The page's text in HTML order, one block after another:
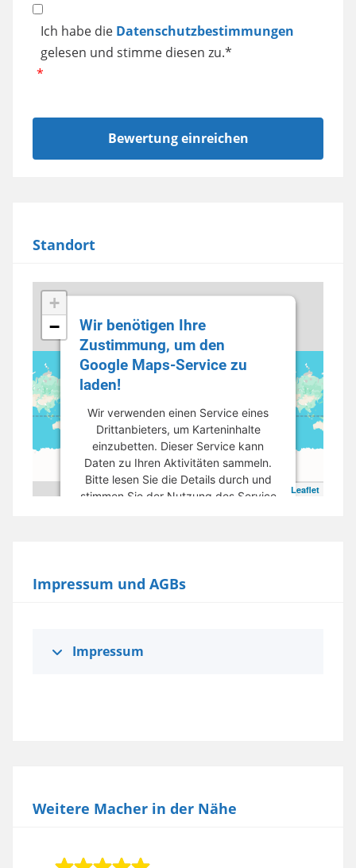
Datenschutz
Ich habe die Datenschutzbestimmungen
gelesen und stimme diesen zu.*
Standort
+
−
Leaflet
Wir benötigen Ihre
Zustimmung, um den
Google Maps-Service zu
laden!
Wir verwenden einen Service eines
Drittanbieters, um Karteninhalte
einzubetten. Dieser Service kann
Daten zu Ihren Aktivitäten sammeln.
Bitte lesen Sie die Details durch und
stimmen Sie der Nutzung des Service
Impressum und AGBs
Impressum
Weitere Macher in der Nähe